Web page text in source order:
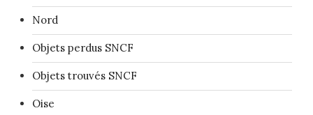
Nord
Objets perdus SNCF
Objets trouvés SNCF
Oise